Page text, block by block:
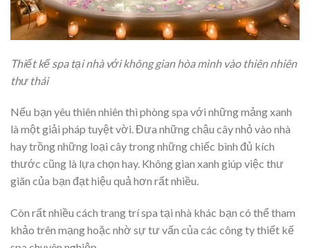
Thiết kế spa tại nhà với không gian hòa mình vào thiên nhiên
thư thái
Nếu bạn yêu thiên nhiên thì phòng spa với những mảng xanh
là một giải pháp tuyệt vời. Đưa những chậu cây nhỏ vào nhà
hay trồng những loại cây trong những chiếc bình đủ kích
thước cũng là lựa chọn hay. Không gian xanh giúp việc thư
giãn của bạn đạt hiệu quả hơn rất nhiều.
Còn rất nhiều cách trang trí spa tại nhà khác bạn có thể tham
khảo trên mạng hoặc nhờ sự tư vấn của các công ty thiết kế